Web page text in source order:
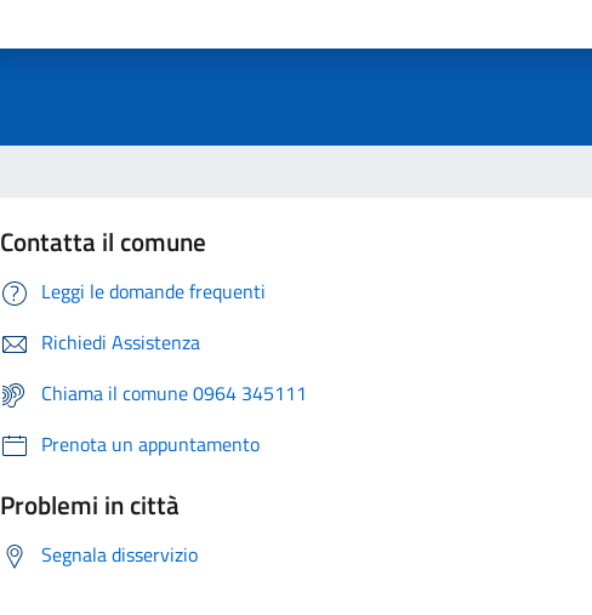
Contatta il comune
Leggi le domande frequenti
Richiedi Assistenza
Chiama il comune 0964 345111
Prenota un appuntamento
Problemi in città
Segnala disservizio